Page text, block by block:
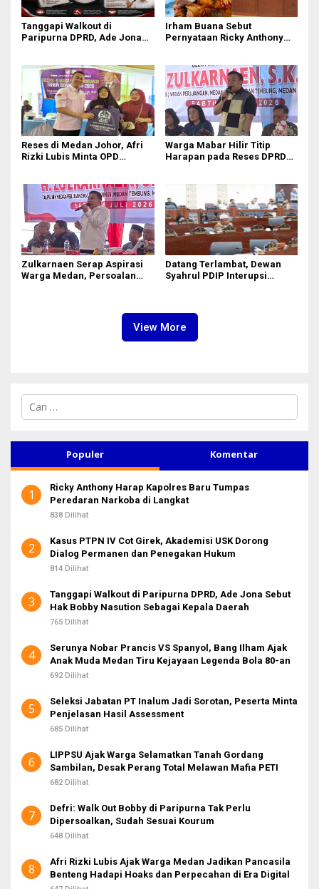
Tanggapi Walkout di
Paripurna DPRD, Ade Jona
Irham Buana Sebut
Pernyataan Ricky Anthony
Paripurna DPRD Sumut
Reses di Medan Johor, Afri
Rizki Lubis Minta OPD
Warga Mabar Hilir Titip
Harapan pada Reses DPRD
Layanan IKD
Zulkarnaen Serap Aspirasi
Warga Medan, Persoalan
Datang Terlambat, Dewan
Syahrul PDIP Interupsi
View More
C
i
n
u
k
Populer Komentar
1
Ricky Anthony Harap Kapolres Baru Tumpas
Peredaran Narkoba di Langkat
838 Dilihat
2
Kasus PTPN IV Cot Girek, Akademisi USK Dorong
Dialog Permanen dan Penegakan Hukum
814 Dilihat
3
Tanggapi Walkout di Paripurna DPRD, Ade Jona Sebut
Hak Bobby Nasution Sebagai Kepala Daerah
765 Dilihat
4
Serunya Nobar Prancis VS Spanyol, Bang Ilham Ajak
Anak Muda Medan Tiru Kejayaan Legenda Bola 80-an
692 Dilihat
5
Seleksi Jabatan PT Inalum Jadi Sorotan, Peserta Minta
Penjelasan Hasil Assessment
685 Dilihat
6
LIPPSU Ajak Warga Selamatkan Tanah Gordang
Sambilan, Desak Perang Total Melawan Mafia PETI
682 Dilihat
7
Defri: Walk Out Bobby di Paripurna Tak Perlu
Dipersoalkan, Sudah Sesuai Kourum
648 Dilihat
8
Afri Rizki Lubis Ajak Warga Medan Jadikan Pancasila
Benteng Hadapi Hoaks dan Perpecahan di Era Digital